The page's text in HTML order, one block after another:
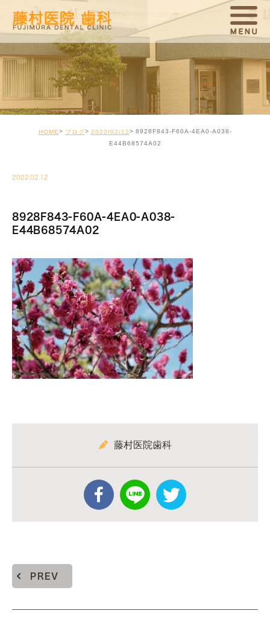
HOME ブログ 2022/02/12
8928F843-F60A-4EA0-A038-
E44B68574A02
2022.02.12
8928F843-F60A-4EA0-A038-
E44B68574A02
藤村医院歯科
PREV